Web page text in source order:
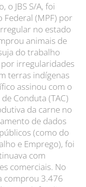
o JBS S/A, foi
(MPF) por
no estado
animais de
do trabalho
irregularidades
terras indígenas
assinou com o
Conduta (TAC)
da carne no
de dados
(como do
e Emprego), foi
com
comerciais. No
comprou 3.476